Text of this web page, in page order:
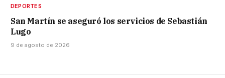
DEPORTES
San Martín se aseguró los servicios de Sebastián
Lugo
9 de agosto de 2026